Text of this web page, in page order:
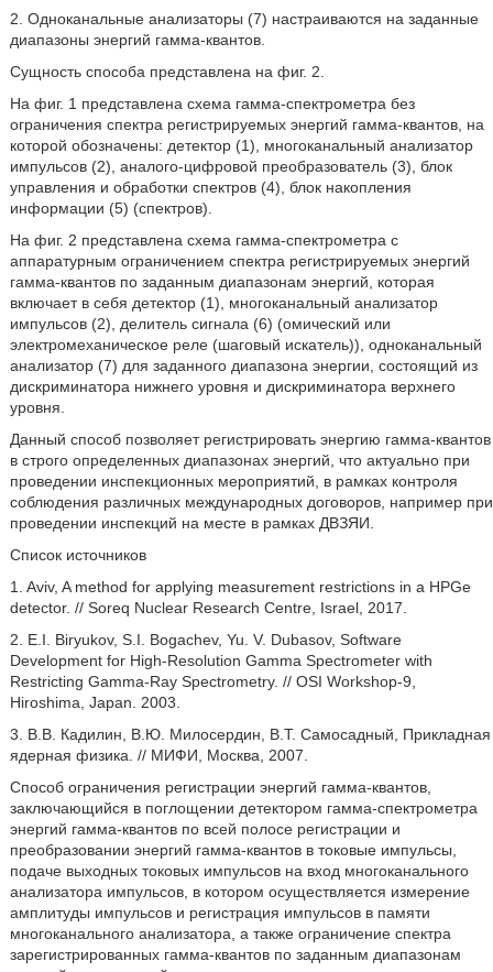
2. Одноканальные анализаторы (7) настраиваются на заданные
диапазоны энергий гамма-квантов.
Сущность способа представлена на фиг. 2.
На фиг. 1 представлена схема гамма-спектрометра без
ограничения спектра регистрируемых энергий гамма-квантов, на
которой обозначены: детектор (1), многоканальный анализатор
импульсов (2), аналого-цифровой преобразователь (3), блок
управления и обработки спектров (4), блок накопления
информации (5) (спектров).
На фиг. 2 представлена схема гамма-спектрометра с
аппаратурным ограничением спектра регистрируемых энергий
гамма-квантов по заданным диапазонам энергий, которая
включает в себя детектор (1), многоканальный анализатор
импульсов (2), делитель сигнала (6) (омический или
электромеханическое реле (шаговый искатель)), одноканальный
анализатор (7) для заданного диапазона энергии, состоящий из
дискриминатора нижнего уровня и дискриминатора верхнего
уровня.
Данный способ позволяет регистрировать энергию гамма-квантов
в строго определенных диапазонах энергий, что актуально при
проведении инспекционных мероприятий, в рамках контроля
соблюдения различных международных договоров, например при
проведении инспекций на месте в рамках ДВЗЯИ.
Список источников
1. Aviv, A method for applying measurement restrictions in a HPGe
detector. // Soreq Nuclear Research Centre, Israel, 2017.
2. E.I. Biryukov, S.I. Bogachev, Yu. V. Dubasov, Software
Development for High-Resolution Gamma Spectrometer with
Restricting Gamma-Ray Spectrometry. // OSI Workshop-9,
Hiroshima, Japan. 2003.
3. B.B. Кадилин, В.Ю. Милосердин, B.T. Самосадный, Прикладная
ядерная физика. // МИФИ, Москва, 2007.
Способ ограничения регистрации энергий гамма-квантов,
заключающийся в поглощении детектором гамма-спектрометра
энергий гамма-квантов по всей полосе регистрации и
преобразовании энергий гамма-квантов в токовые импульсы,
подаче выходных токовых импульсов на вход многоканального
анализатора импульсов, в котором осуществляется измерение
амплитуды импульсов и регистрация импульсов в памяти
многоканального анализатора, а также ограничение спектра
зарегистрированных гамма-квантов по заданным диапазонам